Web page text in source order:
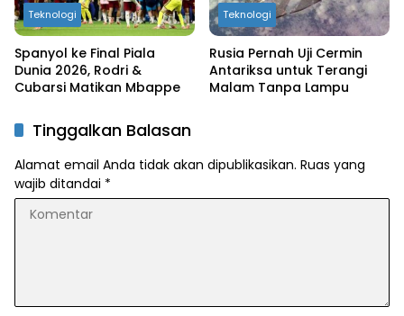
Teknologi
Spanyol ke Final Piala
Dunia 2026, Rodri &
Cubarsi Matikan Mbappe
Teknologi
Rusia Pernah Uji Cermin
Antariksa untuk Terangi
Malam Tanpa Lampu
Tinggalkan Balasan
Alamat email Anda tidak akan dipublikasikan. Ruas yang
wajib ditandai *